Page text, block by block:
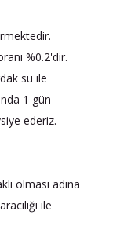
%0.2'dir.
su ile
1 gün
ederiz.
olması adına
ile